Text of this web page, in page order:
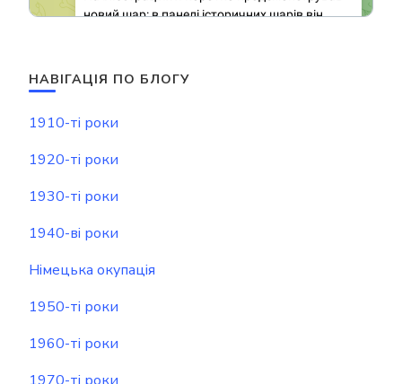
НАВІГАЦІЯ ПО БЛОГУ
1910-ті роки
1920-ті роки
1930-ті роки
1940-ві роки
Німецька окупація
1950-ті роки
1960-ті роки